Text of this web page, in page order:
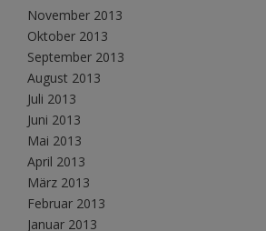
November 2013
Oktober 2013
September 2013
August 2013
Juli 2013
Juni 2013
Mai 2013
April 2013
März 2013
Februar 2013
Januar 2013